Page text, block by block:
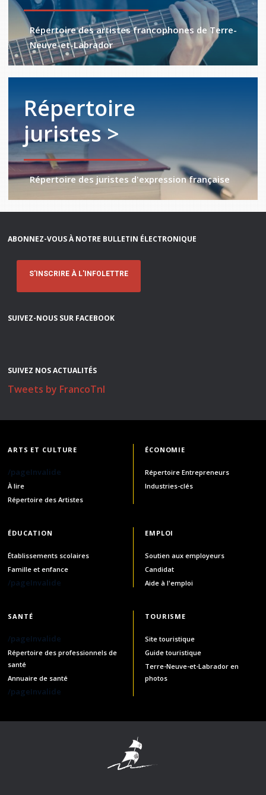
Répertoire des artistes francophones de Terre-
Neuve-et-Labrador
Répertoire
juristes >
Répertoire des juristes d'expression française
ABONNEZ-VOUS À NOTRE BULLETIN ÉLECTRONIQUE
S'INSCRIRE À L'INFOLETTRE
SUIVEZ-NOUS SUR FACEBOOK
SUIVEZ NOS ACTUALITÉS
Tweets by FrancoTnl
ARTS ET CULTURE
/pageInvalide
À lire
Répertoire des Artistes
ÉCONOMIE
Répertoire Entrepreneurs
Industries-clés
ÉDUCATION
Établissements scolaires
Famille et enfance
/pageInvalide
EMPLOI
Soutien aux employeurs
Candidat
Aide à l'emploi
SANTÉ
/pageInvalide
Répertoire des professionnels de
santé
Annuaire de santé
/pageInvalide
TOURISME
Site touristique
Guide touristique
Terre-Neuve-et-Labrador en
photos